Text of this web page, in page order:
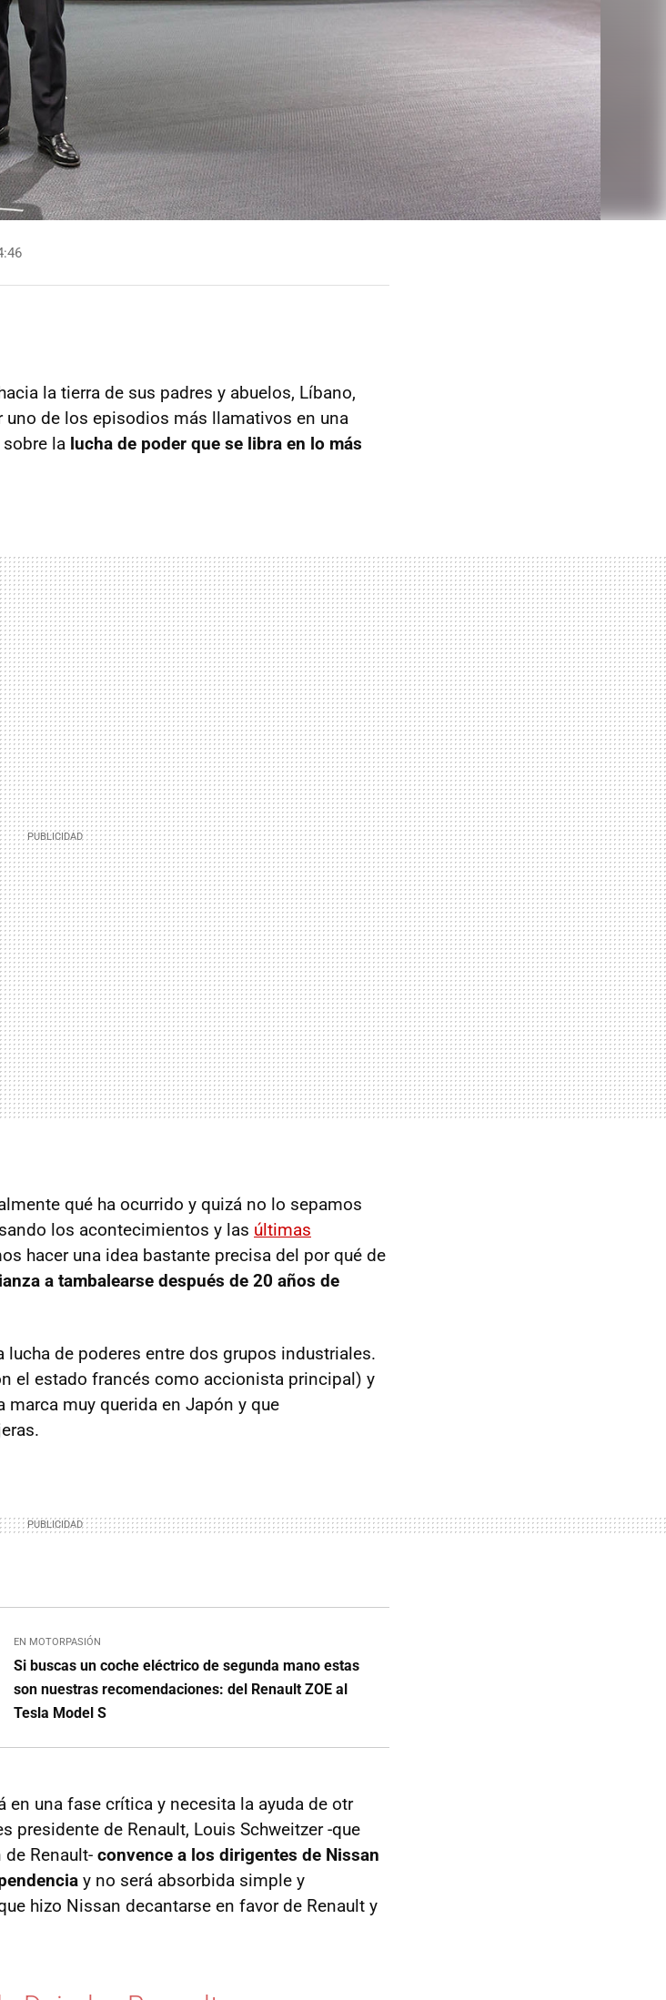
la tierra de sus padres y abuelos, Líbano,
de los episodios más llamativos en una
la lucha de poder que se libra en lo más
qué ha ocurrido y quizá no lo sepamos
los acontecimientos y las últimas
hacer una idea bastante precisa del por qué de
a tambalearse después de 20 años de
de poderes entre dos grupos industriales.
el estado francés como accionista principal) y
muy querida en Japón y que
EN MOTORPASIÓN
Si buscas un coche eléctrico de segunda mano estas
son nuestras recomendaciones: del Renault ZOE al
Tesla Model S
una fase crítica y necesita la ayuda de otr
presidente de Renault, Louis Schweitzer -que
Renault- convence a los dirigentes de Nissan
y no será absorbida simple y
hizo Nissan decantarse en favor de Renault y